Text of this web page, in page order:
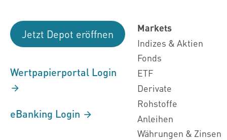
Jetzt Depot eröffnen
Wertpapierportal Login
eBanking Login
Markets
Indizes & Aktien
Fonds
ETF
Derivate
Rohstoffe
Anleihen
Währungen & Zinsen